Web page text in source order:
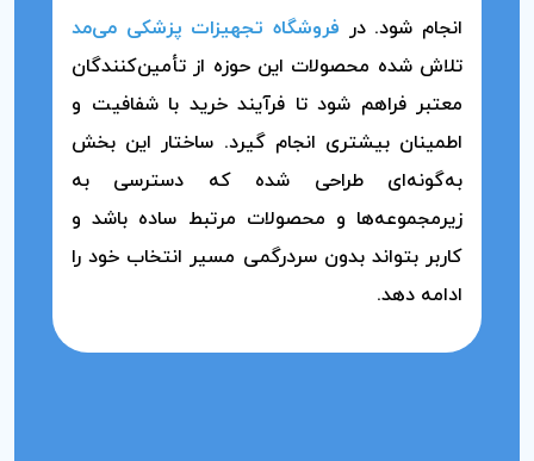
انجام شود. در فروشگاه تجهیزات پزشکی می‌مد
تلاش شده محصولات این حوزه از تأمین‌کنندگان
معتبر فراهم شود تا فرآیند خرید با شفافیت و
اطمینان بیشتری انجام گیرد. ساختار این بخش
به‌گونه‌ای طراحی شده که دسترسی به
زیرمجموعه‌ها و محصولات مرتبط ساده باشد و
کاربر بتواند بدون سردرگمی مسیر انتخاب خود را
ادامه دهد.